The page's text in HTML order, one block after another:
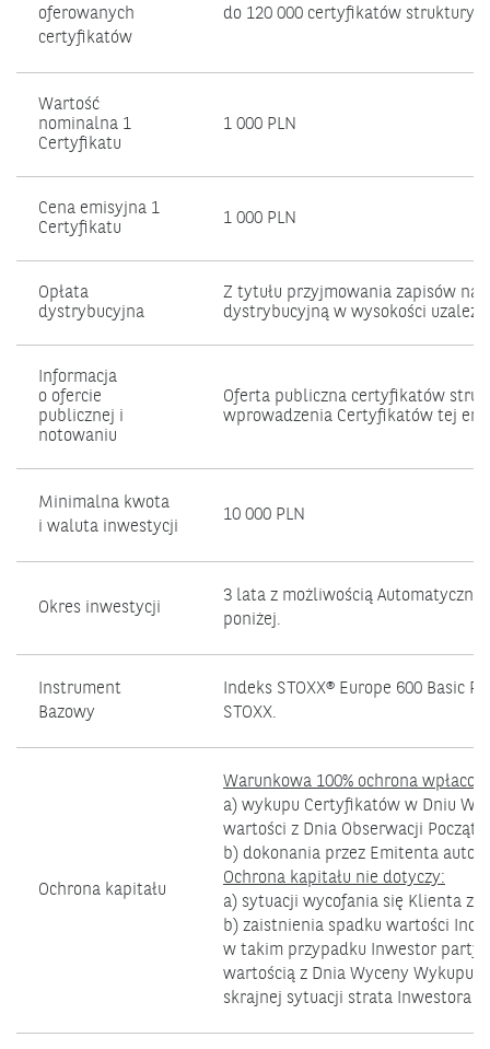
oferowanych
certyfikatów
do 120 000 certyfikatów
Wartość
nominalna 1
Certyfikatu
1 000 PLN
Cena emisyjna 1
Certyfikatu
1 000 PLN
Opłata
dystrybucyjna
Z tytułu przyjmowania zapisów na
dystrybucyjną w wysokości
Informacja
o ofercie
publicznej i
notowaniu
Oferta publiczna certyfikatów
wprowadzenia Certyfikatów tej
Minimalna kwota
i waluta inwestycji
10 000 PLN
Okres inwestycji
3 lata z możliwością
poniżej.
Instrument
Bazowy
Indeks STOXX® Europe 600 Basic
STOXXOtwiera
nowym
oknie.
.
Ochrona kapitału
Warunkowa 100% ochrona
a) wykupu Certyfikatów w Dniu
wartości z Dnia Obserwacji
b) dokonania przez Emitenta
Ochrona kapitału nie dotyczy:
a) sytuacji wycofania się Klienta z
b) zaistnienia spadku wartości
w takim przypadku Inwestor
wartością z Dnia Wyceny Wykupu
skrajnej sytuacji strata Inwestora